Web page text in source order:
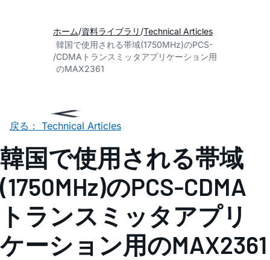
ホーム 資料ライブラリ Technical Articles
韓国で使用される帯域(1750MHz)のPCS-
CDMAトランスミッタアプリケーション用
のMAX2361
戻る： Technical Articles
韓国で使用される帯域
(1750MHz)のPCS-CDMA
トランスミッタアプリ
ケーション用のMAX2361